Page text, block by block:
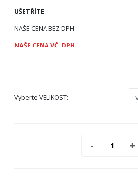
UŠETŘÍTE
NAŠE CENA BEZ DPH
NAŠE CENA VČ. DPH
Vyberte VELIKOST: